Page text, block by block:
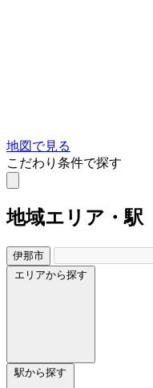
地図で見る
こだわり条件で探す
地域エリア・駅
伊那市
エリアから探す
駅から探す